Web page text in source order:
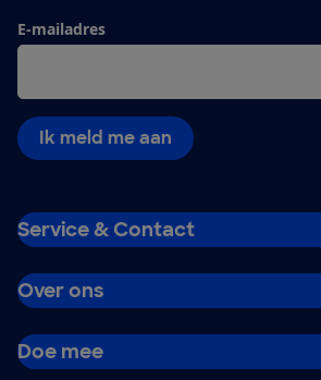
E-mailadres
Ik meld me aan
Service & Contact
Over ons
Doe mee